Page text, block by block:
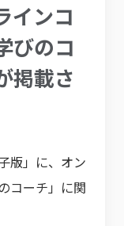
インコ
びのコ
掲載さ
版」に、オン
コーチ」に関